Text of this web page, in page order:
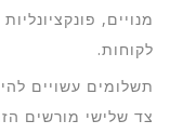
מנויים,
לקוחות.
תשלומים עשויים